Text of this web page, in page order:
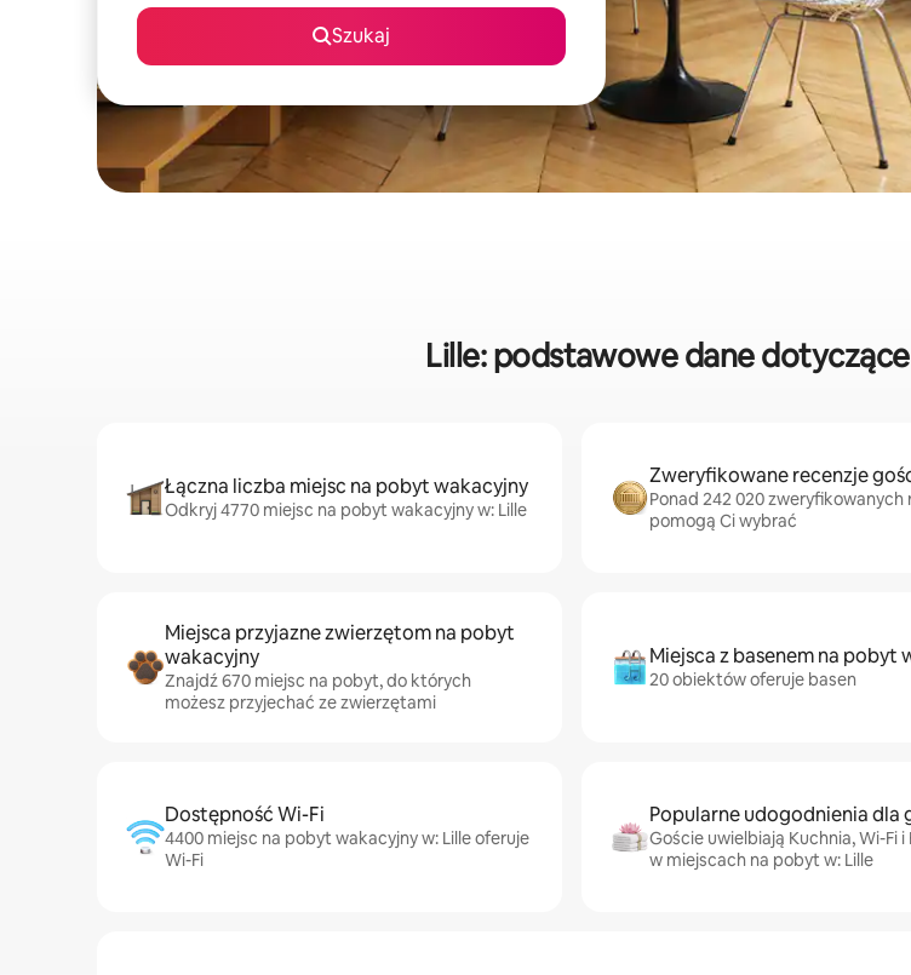
Szukaj
Lille: podstawowe dane
Łączna liczba miejsc na pobyt wakacyjny
Odkryj 4770 miejsc na pobyt wakacyjny w: Lille
Zweryfikowane recenzje
Ponad 242 020 zweryfikowanych
pomogą Ci wybrać
Miejsca przyjazne zwierzętom na pobyt
wakacyjny
Znajdź 670 miejsc na pobyt, do których
możesz przyjechać ze zwierzętami
Miejsca z basenem na pobyt
20 obiektów oferuje basen
Dostępność Wi-Fi
4400 miejsc na pobyt wakacyjny w: Lille oferuje
Wi-Fi
Popularne udogodnienia dla
Goście uwielbiają Kuchnia, Wi-Fi i
w miejscach na pobyt w: Lille